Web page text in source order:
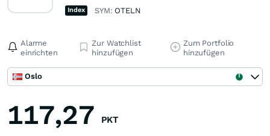
Index SYM: OTELN
Alarme
einrichten
Zur Watchlist
hinzufügen
Zum Portfolio
hinzufügen
Oslo
117,27 PKT